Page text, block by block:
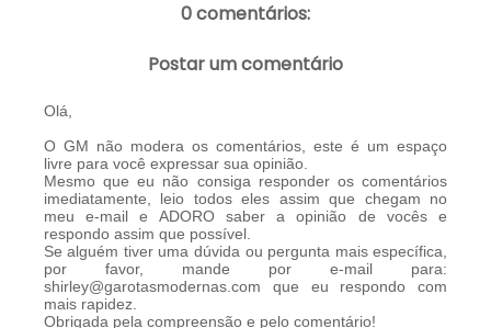
0 comentários:
Postar um comentário
Olá,
O GM não modera os comentários, este é um espaço
livre para você expressar sua opinião.
Mesmo que eu não consiga responder os comentários
imediatamente, leio todos eles assim que chegam no
meu e-mail e ADORO saber a opinião de vocês e
respondo assim que possível.
Se alguém tiver uma dúvida ou pergunta mais específica,
por favor, mande por e-mail para:
shirley@garotasmodernas.com que eu respondo com
mais rapidez.
Obrigada pela compreensão e pelo comentário!